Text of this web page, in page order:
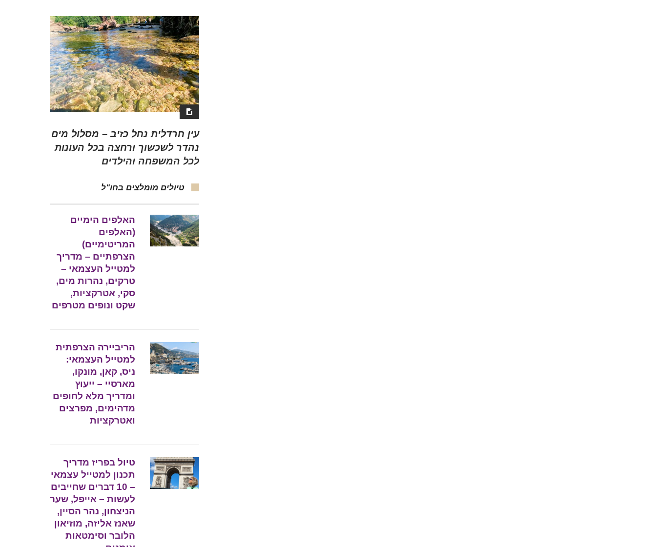
עין חרדלית נחל כזיב – מסלול מים
נהדר לשכשוך ורחצה בכל העונות
לכל המשפחה והילדים
טיולים מומלצים בחו"ל
האלפים הימיים
(האלפים
המריטימיים)
הצרפתיים – מדריך
למטייל העצמאי –
טרקים, נהרות מים,
סקי, אטרקציות,
שקט ונופים מטרפים
הריביירה הצרפתית
למטייל העצמאי:
ניס, קאן, מונקו,
מארסיי – ייעוץ
ומדריך מלא לחופים
מדהימים, מפרצים
ואטרקציות
טיול בפריז מדריך
תכנון למטייל עצמאי
– 10 דברים שחייבים
לעשות – אייפל, שער
הניצחון, נהר הסיין,
שאנז אליזה, מוזיאון
הלובר וסימטאות